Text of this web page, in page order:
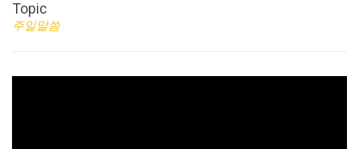
Topic
주일말씀